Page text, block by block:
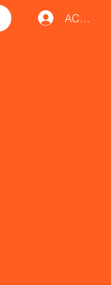
ACCESO